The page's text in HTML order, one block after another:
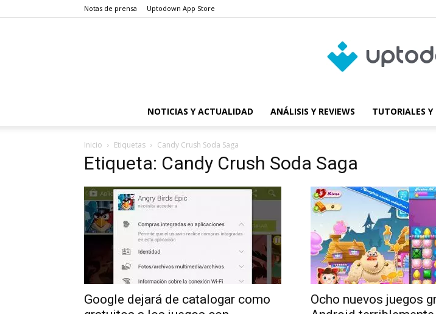
Notas de prensa Uptodown App Store
de
NOTICIAS Y ACTUALIDAD ANÁLISIS Y REVIEWS TUTORIALES Y
Inicio Etiquetas Candy Crush Soda Saga
Etiqueta: Candy Crush Soda Saga
Google dejará de catalogar como
Ocho nuevos juegos